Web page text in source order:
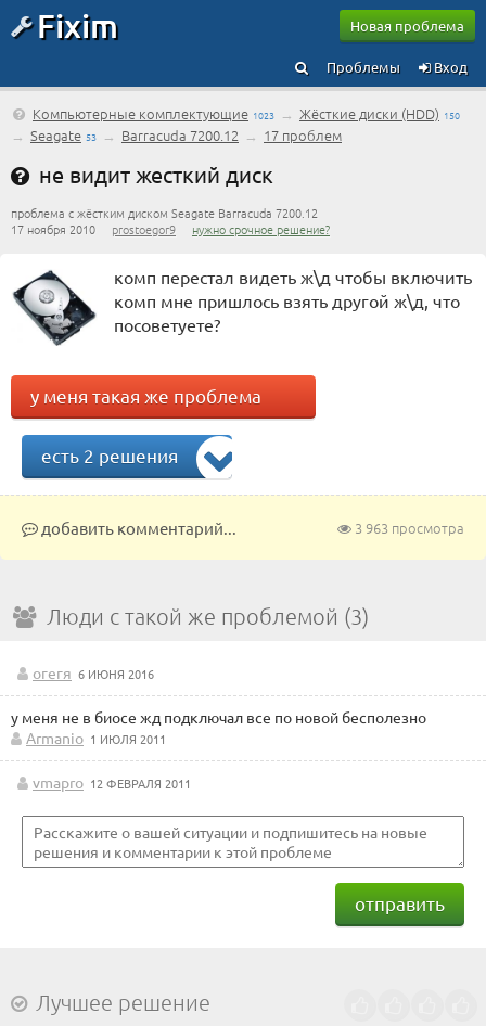
Fixim Новая проблема
Вход
Проблемы
Компьютерные комплектующие 1023 → Жёсткие диски (HDD) 150
→ Seagate 53 → Barracuda 7200.12 → 17 проблем
не видит жесткий диск
проблема с жёстким диском Seagate Barracuda 7200.12
17 ноября 2010 prostoegor9 нужно срочное решение?
комп перестал видеть ж\д чтобы включить
комп мне пришлось взять другой ж\д, что
посоветуете?
у меня такая же проблема
есть 2 решения
3 963 просмотра
добавить комментарий...
Люди с такой же проблемой (3)
огегя 6 ИЮНЯ 2016
у меня не в биосе жд подключал все по новой бесполезно
Armanio 1 ИЮЛЯ 2011
vmapro 12 ФЕВРАЛЯ 2011
отправить
Лучшее решение